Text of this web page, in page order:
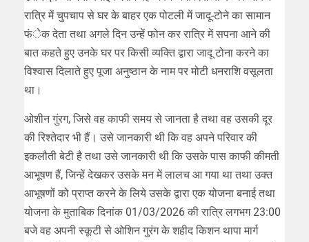
रात्रि में चुपचाप से घर के बाहर एक पोटली में जादू-टोने का सामान
फंेक देता तथा अगले दिन उन्हें फोन कर रात्रि में सपना आने की
बात कहते हुए उनके घर पर किसी व्यक्ति द्वारा जादू टोना करने का
विश्वास दिलाते हुए पूजा अनुष्ठान के नाम पर मोटी धनराशि वसूलता
था।
ओशीन गुंरग, जिसे वह काफी समय से जानता है तथा वह उसकी दूर
की रिश्तेदार भी हैं। उसे जानकारी थी कि वह अपने परिवार की
इकलौती बेटी है तथा उसे जानकारी थी कि उसके पास काफी कीमती
आभूषण हैं, जिन्हें देखकर उसके मन में लालच आ गया था तथा उक्त
आभूषणों को प्राप्त करने के लिये उसके द्वारा एक योजना बनाई तथा
योजना के मुताबिक दिनांक 01/03/2026 की रात्रि लगभग 23:00
बजे वह अपनी स्कूटी से ओशिन गुरंग के शहीद किशन थापा मार्ग